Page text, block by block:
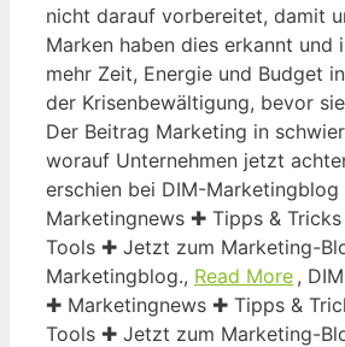
nicht darauf vorbereitet, damit
Marken haben dies erkannt und
mehr Zeit, Energie und Budget
der Krisenbewältigung, bevor
Der Beitrag Marketing in
worauf Unternehmen jetzt
erschien bei DIM-
Marketingnews ✚ Tipps &
Tools ✚ Jetzt zum Marketing-
Marketingblog., Read More ,
✚ Marketingnews ✚ Tipps &
Tools ✚ Jetzt zum Marketing-